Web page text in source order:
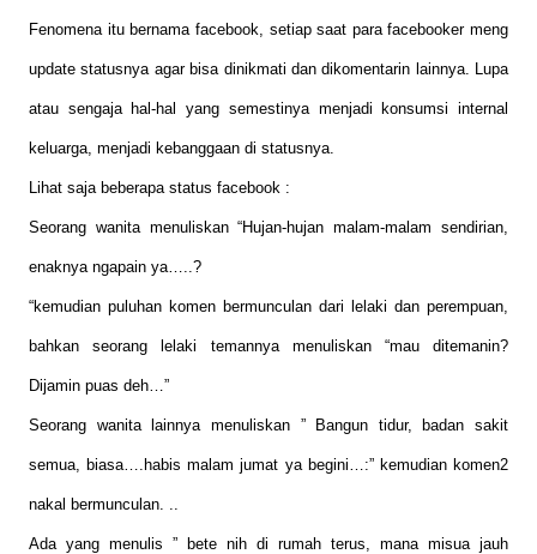
Fenomena itu bernama facebook, setiap saat para facebooker meng
update statusnya agar bisa dinikmati dan dikomentarin lainnya. Lupa
atau sengaja hal-hal yang semestinya menjadi konsumsi internal
keluarga, menjadi kebanggaan di statusnya.
Lihat saja beberapa status facebook :
Seorang wanita menuliskan “Hujan-hujan malam-malam sendirian,
enaknya ngapain ya…..?
“kemudian puluhan komen bermunculan dari lelaki dan perempuan,
bahkan seorang lelaki temannya menuliskan “mau ditemanin?
Dijamin puas deh…”
Seorang wanita lainnya menuliskan ” Bangun tidur, badan sakit
semua, biasa….habis malam jumat ya begini…:” kemudian komen2
nakal bermunculan. ..
Ada yang menulis ” bete nih di rumah terus, mana misua jauh